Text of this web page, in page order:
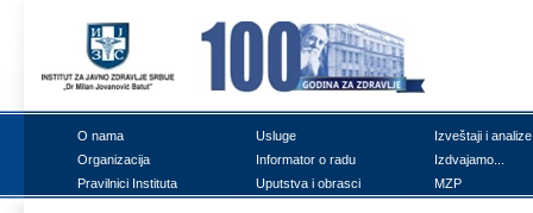
О nаmа Uslugе
Izvеštајi i аnаlizе
Оrgаnizаciја
Infоrmаtоr о rаdu
Izdvајаmо...
Prаvilnici Institutа
Uputstvа i оbrаsci MZP